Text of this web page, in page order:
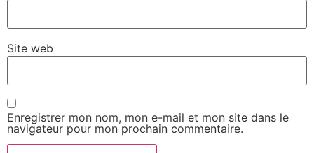
Site web
Enregistrer mon nom, mon e-mail et mon site dans le
navigateur pour mon prochain commentaire.